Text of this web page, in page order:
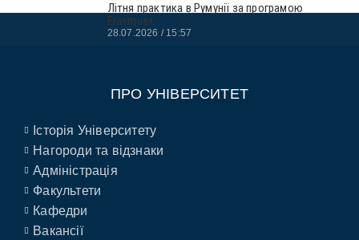
Літня практика в Румунії за програмою
Erasmus+
28.07.2026 15:57
ПРО УНІВЕРСИТЕТ
Історія Університету
Нагороди та відзнаки
Адміністрація
Факультети
Кафедри
Вакансії